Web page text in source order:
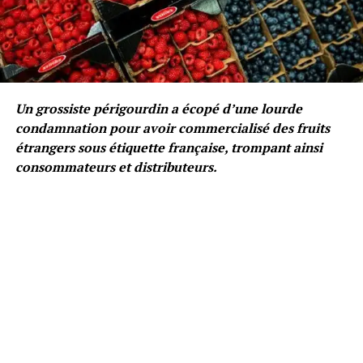
Un grossiste périgourdin a écopé d’une lourde
condamnation pour avoir commercialisé des fruits
étrangers sous étiquette française, trompant ainsi
consommateurs et distributeurs.